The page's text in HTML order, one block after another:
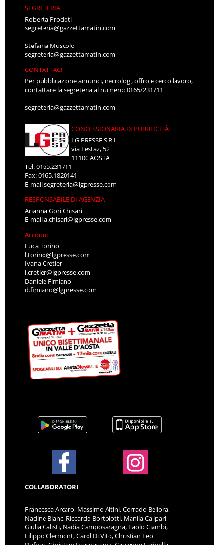
SEGRETERIA
Roberta Prodoti
segreteria@gazzettamatin.com
Stefania Muscolo
segreteria@gazzettamatin.com
CONTATTACI
Per pubblicazione annunci, necrologi, offro e cerco lavoro,
contattare la segreteria al numero: 0165/231711
segreteria@gazzettamatin.com
CONCESSIONARIA DI PUBBLICITÀ
LG PRESSE S.R.L.
via Festaz, 52
11100 AOSTA
Tel: 0165.231711
Fax: 0165.1820141
E-mailsegreteria@lgpresse.com
RESPONSABILE DI AGENZIA
Arianna Gori Chisari
E-maila.chisari@lgpresse.com
Account
Luca Torino
l.torino@lgpresse.com
Ivana Cretier
i.cretier@lgpresse.com
Daniele Fimiano
d.fimiano@lgpresse.com
COLLABORATORI
Francesca Arcaro, Massimo Altini, Corrado Bellora,
Nadine Blanc, Riccardo Bortolotti, Manila Calipari,
Giulia Calisti, Nadia Camposaragna, Paolo Ciambi,
Filippo Clermont, Carol Di Vito, Christian Leo